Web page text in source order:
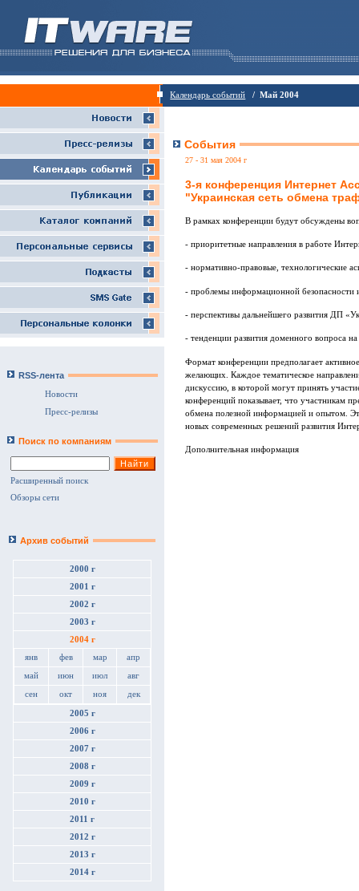
Календарь событий / Май 2004
RSS-лента
Новости
Пресс-релизы
Поиск по компаниям
Расширенный поиск
Обзоры сети
Архив событий
2000 г
2001 г
2002 г
2003 г
2004 г
янв
фев мар апр
май июн июл авг
сен окт ноя дек
2005 г
2006 г
2007 г
2008 г
2009 г
2010 г
2011 г
2012 г
2013 г
2014 г
События
27 - 31 мая 2004 г
3-я конференция Интернет
"Украинская сеть обмена
В рамках конференции будут обсуждены
- приоритетные направления в работе
- нормативно-правовые, технологические
- проблемы информационной безопасности
- перспективы дальнейшего развития ДП
- тенденции развития доменного вопроса
Формат конференции предполагает
желающих. Каждое тематическое
дискуссию, в которой могут принять
конференций показывает, что участникам
обмена полезной информацией и опытом.
новых современных решений развития
Дополнительная информация